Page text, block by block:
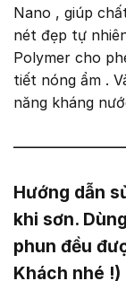
Nano , giúp
nét đẹp tự
Polymer cho
tiết nóng ẩm .
năng kháng
Hướng dẫn
khi sơn.
phun đều
Khách nhé !)